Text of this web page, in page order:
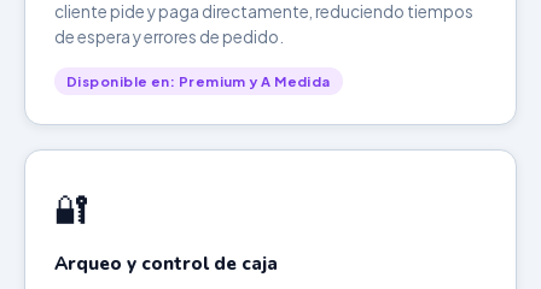
cliente pide y paga directamente, reduciendo tiempos
de espera y errores de pedido.
Disponible en: Premium y A Medida
🔐
Arqueo y control de caja